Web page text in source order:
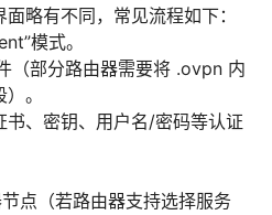
略有不同，常见流程如下：
模式。
（部分路由器需要将 .ovpn 内
。
书、密钥、用户名/密码等认证
点（若路由器支持选择服务